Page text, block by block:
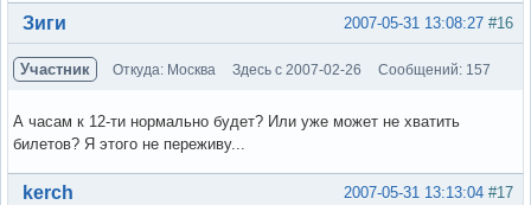
Вне форума #16
2007-05-31 13:08:27
Зиги
Участник Откуда: Москва Здесь с 2007-02-26 Сообщений: 157
А часам к 12-ти нормально будет? Или уже может не хватить
билетов? Я этого не переживу...
Вне форума #17
2007-05-31 13:13:04
kerch